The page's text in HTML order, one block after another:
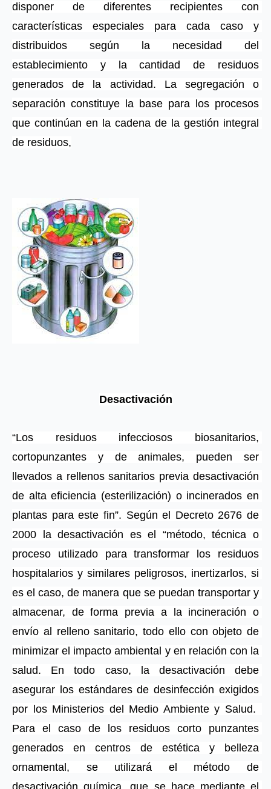
disponer de diferentes recipientes con
características especiales para cada caso y
distribuidos según la necesidad del
establecimiento y la cantidad de residuos
generados de la actividad. La segregación o
separación constituye la base para los procesos
que continúan en la cadena de la gestión integral
de residuos,
Desactivación
“Los residuos infecciosos biosanitarios,
cortopunzantes y de animales, pueden ser
llevados a rellenos sanitarios previa desactivación
de alta eficiencia (esterilización) o incinerados en
plantas para este fin”. Según el Decreto 2676 de
2000 la desactivación es el “método, técnica o
proceso utilizado para transformar los residuos
hospitalarios y similares peligrosos, inertizarlos, si
es el caso, de manera que se puedan transportar y
almacenar, de forma previa a la incineración o
envío al relleno sanitario, todo ello con objeto de
minimizar el impacto ambiental y en relación con la
salud. En todo caso, la desactivación debe
asegurar los estándares de desinfección exigidos
por los Ministerios del Medio Ambiente y Salud.
Para el caso de los residuos corto punzantes
generados en centros de estética y belleza
ornamental, se utilizará el método de
desactivación química, que se hace mediante el